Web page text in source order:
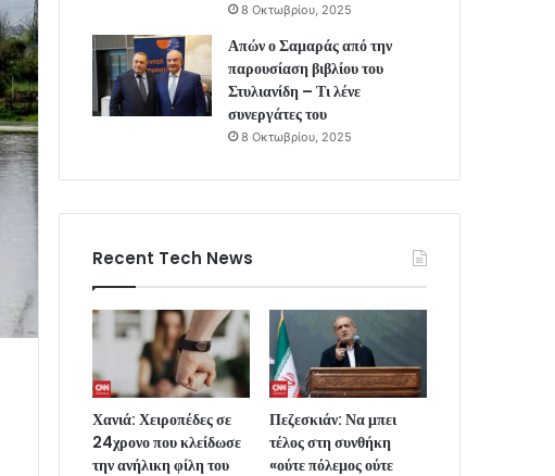
8 Οκτωβρίου, 2025
Απών ο Σαμαράς από την
παρουσίαση βιβλίου του
Στυλιανίδη – Τι λένε
συνεργάτες του
8 Οκτωβρίου, 2025
Recent Tech News
Χανιά: Χειροπέδες σε
24χρονο που κλείδωσε
την ανήλικη φίλη του
Πεζεσκιάν: Να μπει
τέλος στη συνθήκη
«ούτε πόλεμος ούτε